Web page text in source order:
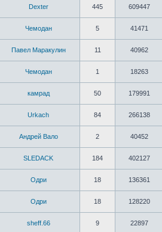
Dexter 445 609447
Чемодан 5 41471
Павел Маракулин 11 40962
Чемодан 1 18263
камрад 50 179991
Urkach 84 266138
Андрей Вало 2 40452
SLEDACK 184 402127
Одри 18 136361
Одри 18 128220
sheff.66 9 22897